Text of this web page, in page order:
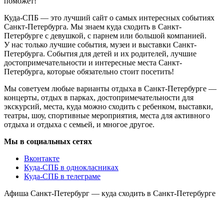
Куда-СПБ — это лучший сайт о самых интересных событиях
Санкт-Петербурга. Мы знаем куда сходить в Санкт-
Петербурге с девушкой, с парнем или большой компанией.
У нас только лучшие события, музеи и выставки Санкт-
Петербурга. События для детей и их родителей, лучшие
достопримечательности и интересные места Санкт-
Петербурга, которые обязательно стоит посетить!
Мы советуем любые варианты отдыха в Санкт-Петербурге —
концерты, отдых в парках, достопримечательности для
экскурсий, места, куда можно сходить с ребенком, выставки,
театры, шоу, спортивные мероприятия, места для активного
отдыха и отдыха с семьей, и многое другое.
Мы в социальных сетях
Вконтакте
Куда-СПБ в однокласниках
Куда-СПБ в телеграме
Афиша Санкт-Петербург — куда сходить в Санкт-Петербурге